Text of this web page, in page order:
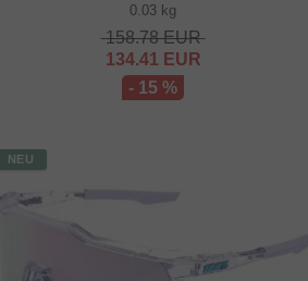
0.03 kg
158.78EUR
134.41 EUR
- 15 %
NEU